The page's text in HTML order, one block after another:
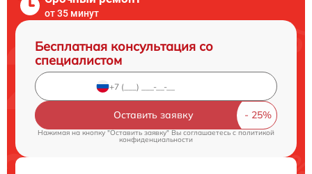
от 35 минут
Бесплатная консультация со
специалистом
Оставить заявку
Нажимая на кнопку "Оставить заявку" Вы соглашаетесь c политикой
конфиденциальности